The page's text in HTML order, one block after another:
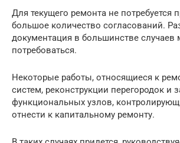
Для текущего ремонта не потребуется
большое количество согласований.
документация в большинстве случаев
потребоваться.
Некоторые работы, относящиеся к
систем, реконструкции перегородок и
функциональных узлов,
отнести к капитальному ремонту.